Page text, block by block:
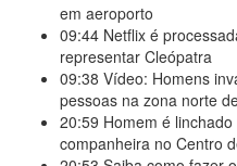
em aeroporto
09:44 Netflix é
representar Cleópatra
09:38 Vídeo: Homens
pessoas na zona norte
20:59 Homem é
companheira no Centro